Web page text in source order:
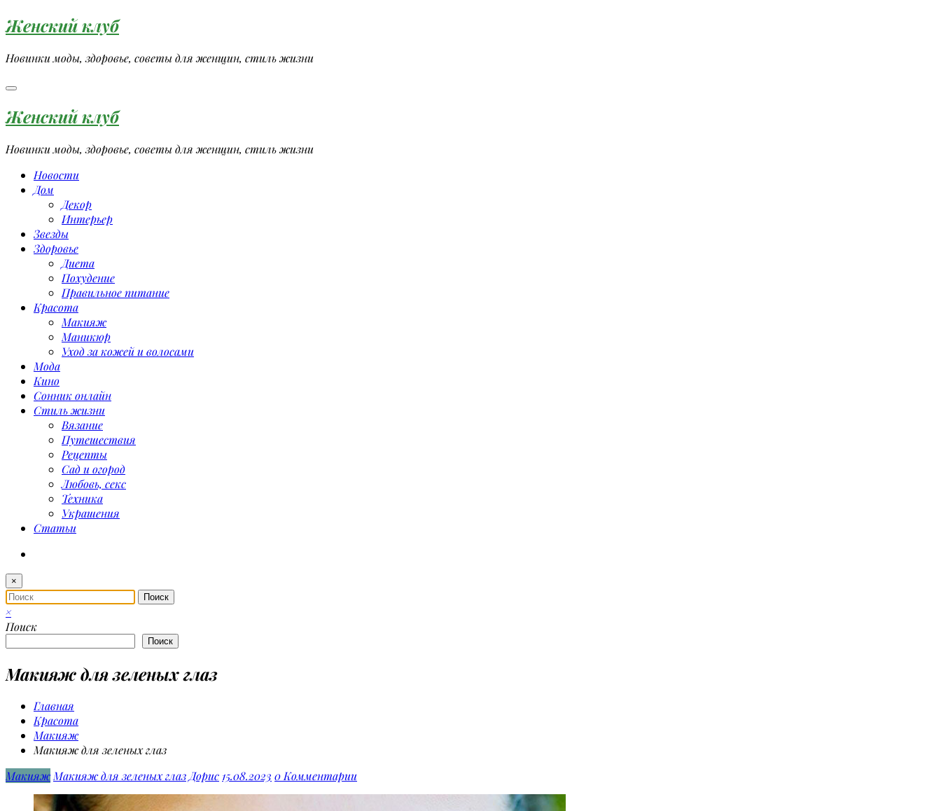
Перейти
к
содержимому
Женский клуб
Новинки моды, здоровье, советы для женщин, стиль жизни
Женский клуб
Новинки моды, здоровье, советы для женщин, стиль жизни
Новости
Дом
Декор
Интерьер
Звезды
Здоровье
Диета
Похудение
Правильное питание
Красота
Макияж
Маникюр
Уход за кожей и волосами
Мода
Кино
Сонник онлайн
Стиль жизни
Вязание
Путешествия
Рецепты
Сад и огород
Любовь, секс
Техника
Украшения
Статьи
×
×
Поиск
Поиск
Макияж для зеленых глаз
Главная
Красота
Макияж
Макияж для зеленых глаз
МакияжМакияж для зеленых глазДорис 15.08.2023 0 Комментарии